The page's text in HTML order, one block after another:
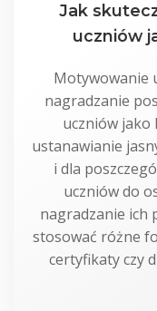
Jak
uczniów
Motywowanie
nagradzanie
uczniów jako
ustanawianie
i dla
uczniów do
nagradzanie ich
stosować różne
certyfikaty czy